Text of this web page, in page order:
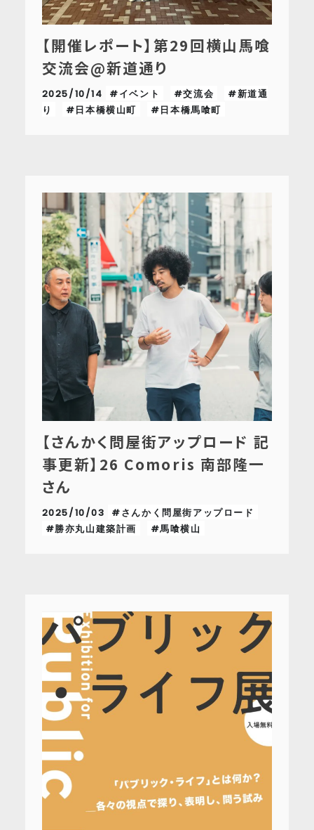
【開催レポート】第29回横山馬喰
交流会@新道通り
2025/10/14 #イベント #交流会
#新道通
り
#日本橋横山町 #日本橋馬喰町
【さんかく問屋街アップロード 記
事更新】26 Comoris 南部隆一
さん
2025/10/03
#さんかく問屋街アップロード
#勝亦丸山建築計画
#馬喰横山